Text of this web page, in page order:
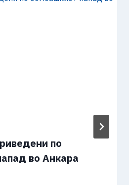
по
во Анкара